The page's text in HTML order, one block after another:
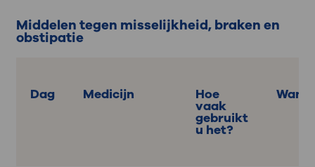
Middelen tegen misselijkheid, braken en
obstipatie
Dag Medicijn Hoe
vaak
gebruikt
u het?